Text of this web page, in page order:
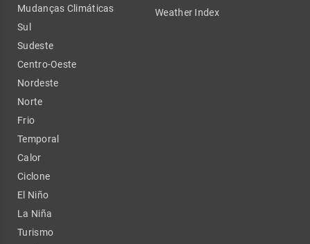
Mudanças Climáticas
Sul
Sudeste
Centro-Oeste
Nordeste
Norte
Frio
Temporal
Calor
Ciclone
El Niño
La Niña
Turismo
Weather Index